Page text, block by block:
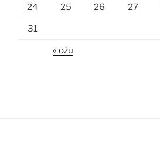
24 25 26 27
31
« ožu